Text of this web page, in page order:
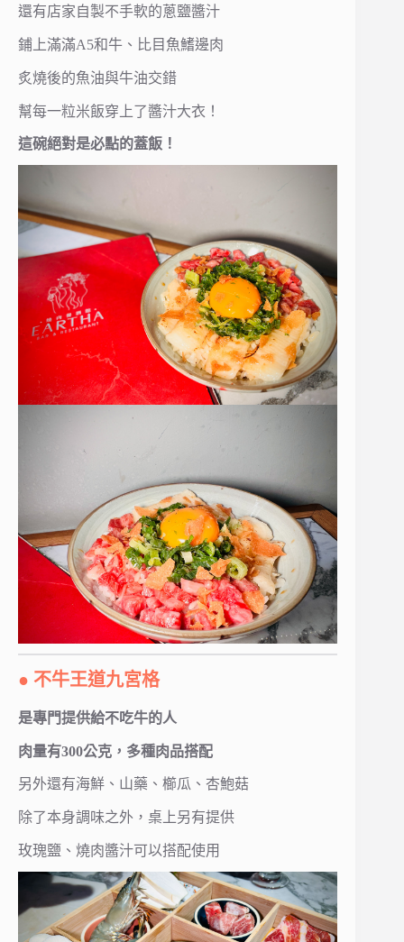
還有店家自製不手軟的蔥鹽醬汁
鋪上滿滿A5和牛、比目魚鰭邊肉
炙燒後的魚油與牛油交錯
幫每一粒米飯穿上了醬汁大衣！
這碗絕對是必點的蓋飯！
● 不牛王道九宮格
是專門提供給不吃牛的人
肉量有300公克，多種肉品搭配
另外還有海鮮、山藥、櫛瓜、杏鮑菇
除了本身調味之外，桌上另有提供
玫瑰鹽、燒肉醬汁可以搭配使用